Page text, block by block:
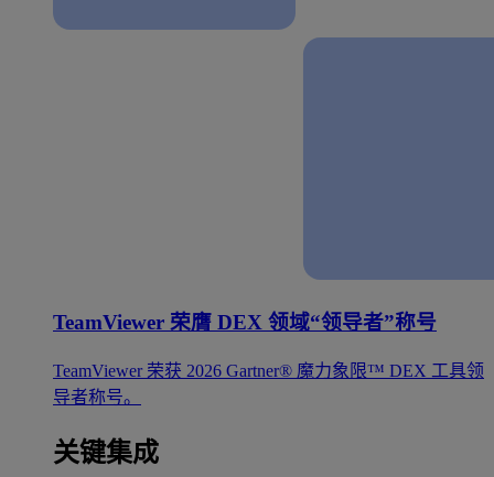
TeamViewer 荣膺 DEX 领域“领导者”称号
TeamViewer 荣获 2026 Gartner® 魔力象限™ DEX 工具领
导者称号。
关键集成